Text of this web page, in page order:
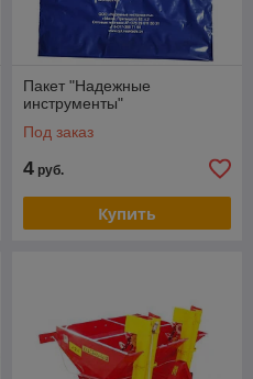
Пакет "Надежные
инструменты"
Под заказ
4 руб.
Купить